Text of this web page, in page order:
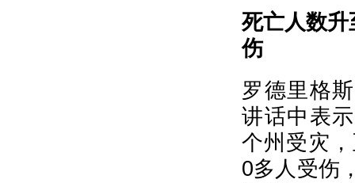
死亡人数
伤
罗德里格
讲话中表
个州受灾
0多人受伤